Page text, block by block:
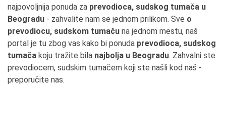
najpovoljnija ponuda za prevodioca, sudskog tumača u
Beogradu - zahvalite nam se jednom prilikom. Sve o
prevodiocu, sudskom tumaču na jednom mestu, naš
portal je tu zbog vas kako bi ponuda prevodioca, sudskog
tumača koju tražite bila najbolja u Beogradu. Zahvalni ste
prevodiocem, sudskim tumačem koji ste našli kod naš -
preporučite nas.